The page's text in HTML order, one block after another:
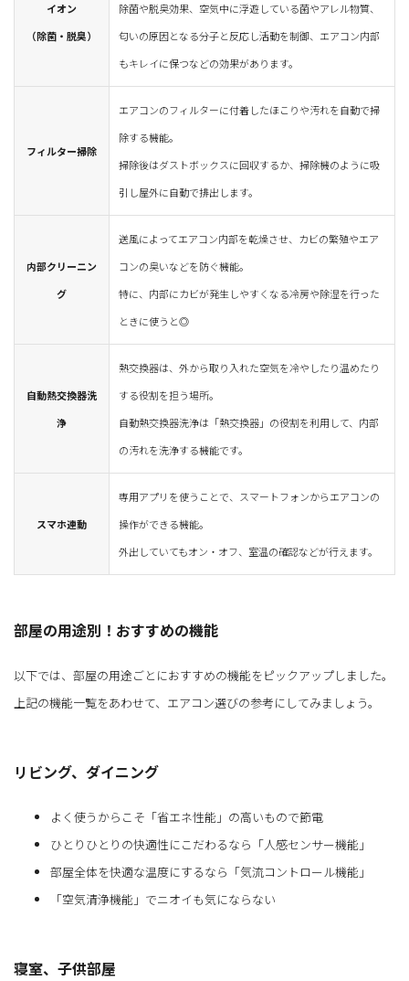
イオン
（除菌・脱臭）
除菌や脱臭効果、空気中に浮遊している菌やアレル物質、
匂いの原因となる分子と反応し活動を制御、エアコン内部
もキレイに保つなどの効果があります。
フィルター掃除
エアコンのフィルターに付着したほこりや汚れを自動で掃
除する機能。
掃除後はダストボックスに回収するか、掃除機のように吸
引し屋外に自動で排出します。
内部クリーニン
グ
送風によってエアコン内部を乾燥させ、カビの繁殖やエア
コンの臭いなどを防ぐ機能。
特に、内部にカビが発生しやすくなる冷房や除湿を行った
ときに使うと◎
自動熱交換器洗
浄
熱交換器は、外から取り入れた空気を冷やしたり温めたり
する役割を担う場所。
自動熱交換器洗浄は「熱交換器」の役割を利用して、内部
の汚れを洗浄する機能です。
スマホ連動
専用アプリを使うことで、スマートフォンからエアコンの
操作ができる機能。
外出していてもオン・オフ、室温の確認などが行えます。
部屋の用途別！おすすめの機能
以下では、部屋の用途ごとにおすすめの機能をピックアップしました。
上記の機能一覧をあわせて、エアコン選びの参考にしてみましょう。
リビング、ダイニング
よく使うからこそ「省エネ性能」の高いもので節電
ひとりひとりの快適性にこだわるなら「人感センサー機能」
部屋全体を快適な温度にするなら「気流コントロール機能」
「空気清浄機能」でニオイも気にならない
寝室、子供部屋